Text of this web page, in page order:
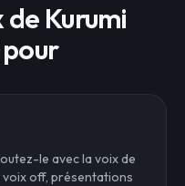
Kurumi
le avec la voix de
voix off, présentations